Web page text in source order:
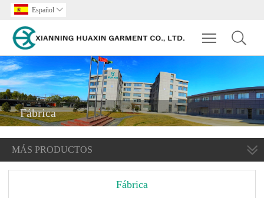
Español 
Toggle
Fábrica
MÁS PRODUCTOS
Fábrica